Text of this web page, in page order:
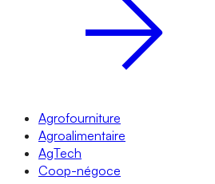
Agrofourniture
Agroalimentaire
AgTech
Coop-négoce